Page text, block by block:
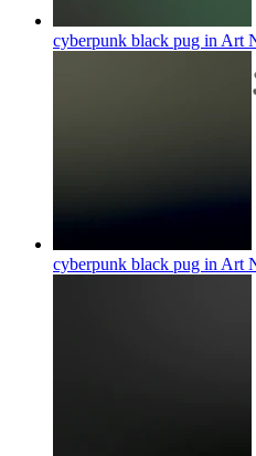
cyberpunk black pug in Art
cyberpunk black pug in Art